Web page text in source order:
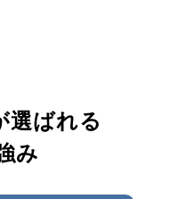
選ばれる
み